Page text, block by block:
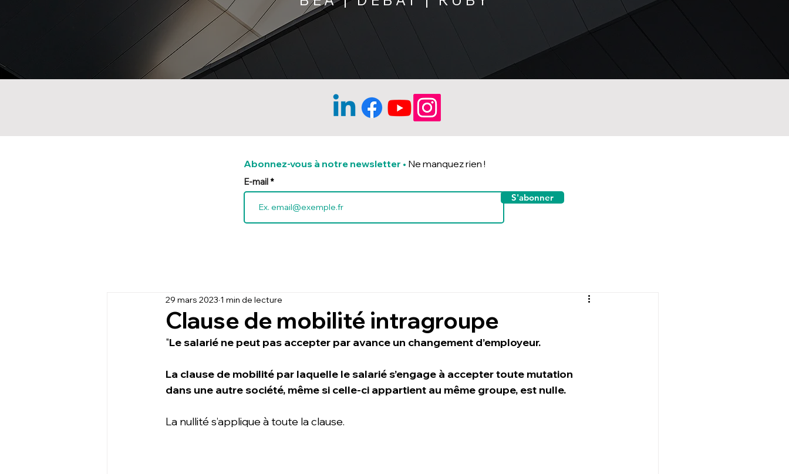
Abonnez-vous à notre newsletter • Ne manquez rien !
E-mail
S'abonner
Clause de mobilité intragroupe
29 mars 2023 1 min de lecture
"Le salarié ne peut pas accepter par avance un changement d’employeur.
La clause de mobilité par laquelle le salarié s’engage à accepter toute mutation
dans une autre société, même si celle-ci appartient au même groupe, est nulle.
La nullité s’applique à toute la clause.